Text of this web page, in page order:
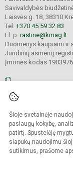
Šioje svetainėje
paslaugų kokybę,
patirtį. Spustelėję
slapukų naudojimu
sutikimus, prašome
Savivaldybės
Laisvės g. 18, 38310
Tel. +370 45 59 32 83
El. p. rastine@kmag.lt
Duomenys kaupiami ir
Juridinių asmenų
Įmonės kodas
Kopijuoti turinį be
Sumanus